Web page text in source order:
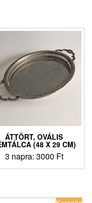
ÁTTÖRT, OVÁLIS
(48 X 29 CM)
3 napra: 3000 Ft